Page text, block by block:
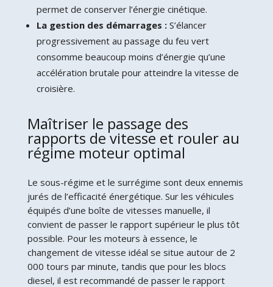
permet de conserver l’énergie cinétique.
La gestion des démarrages :S’élancer
progressivement au passage du feu vert
consomme beaucoup moins d’énergie qu’une
accélération brutale pour atteindre la vitesse de
croisière.
Maîtriser le passage des
rapports de vitesse et rouler au
régime moteur optimal
Le sous-régime et le surrégime sont deux ennemis
jurés de l’efficacité énergétique. Sur les véhicules
équipés d’une boîte de vitesses manuelle, il
convient de passer le rapport supérieur le plus tôt
possible. Pour les moteurs à essence, le
changement de vitesse idéal se situe autour de 2
000 tours par minute, tandis que pour les blocs
diesel, il est recommandé de passer le rapport